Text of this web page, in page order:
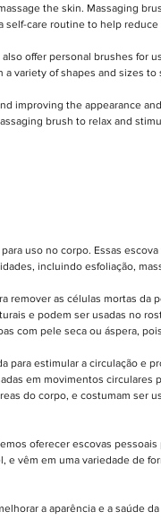
the skin. Massaging
self-care routine to help
offer personal brushes for
variety of shapes and sizes
improving the appearance
brush to relax and
uso no corpo. Essas
incluindo esfoliação,
remover as células mortas da
e podem ser usadas no
com pele seca ou áspera,
para estimular a circulação e
em movimentos circulares
do corpo, e costumam ser
oferecer escovas
vêm em uma variedade de
a aparência e a saúde